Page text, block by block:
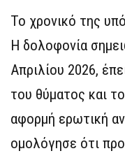
Το χρονικό της
Η δολοφονία
Απριλίου 2026,
του θύματος και
αφορμή ερωτική
ομολόγησε ότι